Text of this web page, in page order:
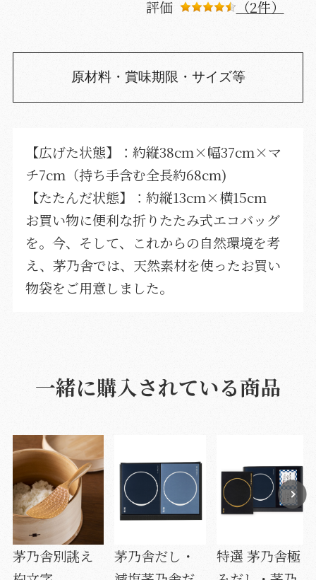
評価
（2件）
原材料・賞味期限・サイズ等
【広げた状態】：約縦38cm×幅37cm×マ
チ7cm（持ち手含む全長約68cm)
【たたんだ状態】：約縦13cm×横15cm
お買い物に便利な折りたたみ式エコバッグ
を。今、そして、これからの自然環境を考
え、茅乃舎では、天然素材を使ったお買い
物袋をご用意しました。
一緒に購入されている商品
茅乃舎別誂え
茅乃舎だし・
特選 茅乃舎極